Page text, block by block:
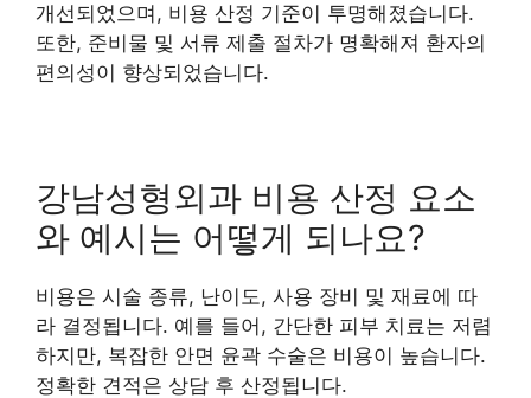
개선되었으며, 비용 산정 기준이 투명해졌습니다.
또한, 준비물 및 서류 제출 절차가 명확해져 환자의
편의성이 향상되었습니다.
강남성형외과 비용 산정 요소
와 예시는 어떻게 되나요?
비용은 시술 종류, 난이도, 사용 장비 및 재료에 따
라 결정됩니다. 예를 들어, 간단한 피부 치료는 저렴
하지만, 복잡한 안면 윤곽 수술은 비용이 높습니다.
정확한 견적은 상담 후 산정됩니다.